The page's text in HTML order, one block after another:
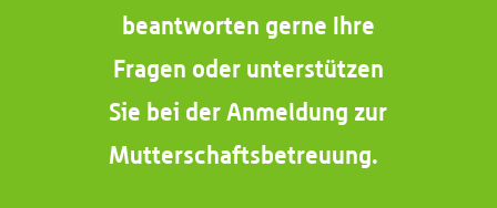
beantworten gerne Ihre
Fragen oder unterstützen
Sie bei der Anmeldung zur
Mutterschaftsbetreuung.